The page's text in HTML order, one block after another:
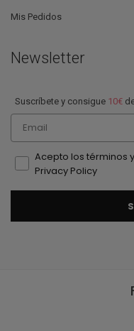
Mis Pedidos
Newsletter
Suscríbete y consigue 10€
Email
Acepto los términos
Privacy Policy